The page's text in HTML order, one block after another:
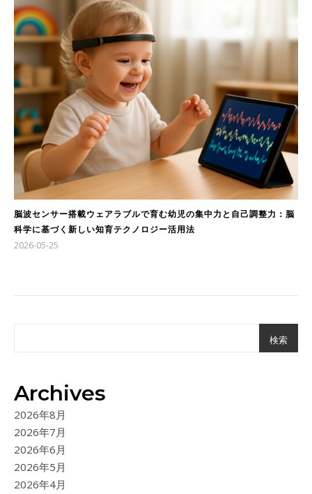
脳波センサー搭載ウェアラブルで育む幼児の集中力と自己調整力：脳
科学に基づく新しい知育テクノロジー活用法
2026-05-25
検索
Archives
2026年8月
2026年7月
2026年6月
2026年5月
2026年4月